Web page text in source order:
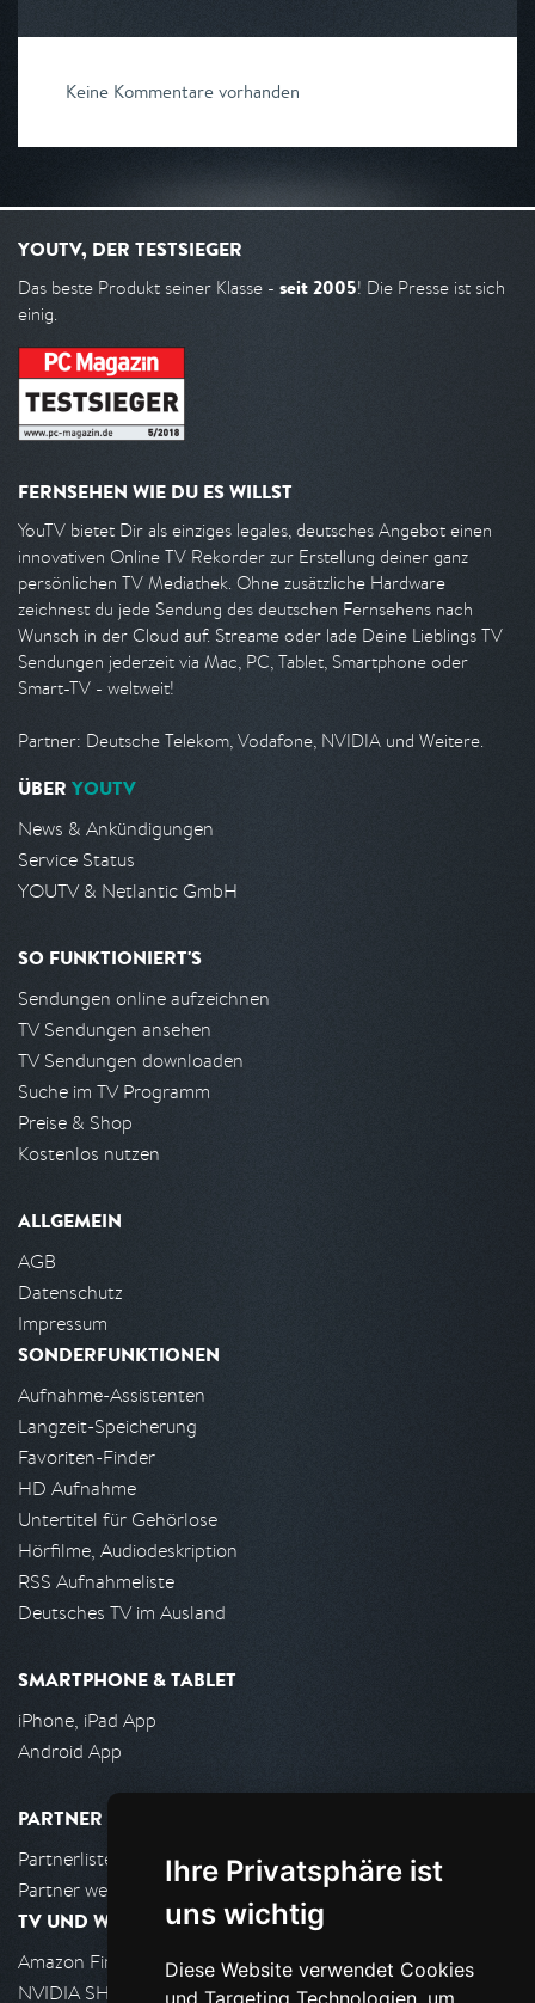
Ihre Privatsphäre ist
uns wichtig
Diese Website verwendet Cookies
und Targeting Technologien, um
Keine Kommentare vorhanden
YOUTV, DER TESTSIEGER
Das beste Produkt seiner Klasse - seit 2005! Die Presse ist sich
einig.
FERNSEHEN WIE DU ES WILLST
YouTV bietet Dir als einziges legales, deutsches Angebot einen
innovativen Online TV Rekorder zur Erstellung deiner ganz
persönlichen TV Mediathek. Ohne zusätzliche Hardware
zeichnest du jede Sendung des deutschen Fernsehens nach
Wunsch in der Cloud auf. Streame oder lade Deine Lieblings TV
Sendungen jederzeit via Mac, PC, Tablet, Smartphone oder
Smart-TV - weltweit!
Partner: Deutsche Telekom, Vodafone, NVIDIA und Weitere.
ÜBER YOUTV
News & Ankündigungen
Service Status
YOUTV & Netlantic GmbH
SO FUNKTIONIERT'S
Sendungen online aufzeichnen
TV Sendungen ansehen
TV Sendungen downloaden
Suche im TV Programm
Preise & Shop
Kostenlos nutzen
ALLGEMEIN
AGB
Datenschutz
Impressum
SONDERFUNKTIONEN
Aufnahme-Assistenten
Langzeit-Speicherung
Favoriten-Finder
HD Aufnahme
Untertitel für Gehörlose
Hörfilme, Audiodeskription
RSS Aufnahmeliste
Deutsches TV im Ausland
SMARTPHONE & TABLET
iPhone, iPad App
Android App
PARTNER
Partnerliste
Partner werden
TV UND WOHNZIMMER
Amazon FireTV
NVIDIA SHIELD, Google TV